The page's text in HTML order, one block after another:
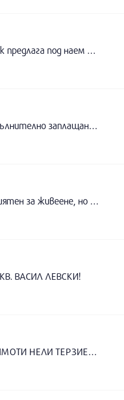
Отдава под наем гарсониера в ж.к. Изток 43 с гараж SDN Estates LTD – Имоти Казанлък предлага под наем напълно обзаведена гарсониера в ж.к. Изток 43 с гараж.Имотът е разположен на удобна и комуникативна локация, с бърз достъп до училища, детски градини, магазини, аптеки и градски транспорт.Разпределение:- всекидневна с кухня- една спалня- баня с тоалетнаПредимства:- Напълно обзаведен и оборудван- Готов за нанасяне- Подходящ за сам човек за дългосрочно наеманеАпартаментът предлага комфортна жилищна среда и всички необходими удобства за едно спокойно ежедневие.Наемна цена: 220 евро месечноЗа повече информация и оглед:0878 924 5880878 924 585www.sdnestate.comSDN Estates LTD – Спокойствие. Сигурност. Професионализъм.
Студио за нощувки под наем( допускат се домашни любимци, среден размер) срещу допълнително заплащане Насладете се на стилно изживяване в това място с централно разположение. В непосредствена близост до музеи, пешеходна зона, ресторанти и кафенета. Студиото партерно с малка тераса към него, с климатик, намира се в идеален център, на комуникативно място, удобно, аранжирано с любов за да донесе удобство и уют на гостите си. Подходящо за 3 до 4 (две деца)лица. Цена за сам човек 32 евро., Двойка 45 евро, тройка 50 евро. При интерес проверете за свободни дати . Цените по официални празници и Празник на розата са различни от посочените.!
Апартамент, монолит, център. Апартамента е съвсем близо до центъра на града, приятен за живеене, но има нужда от леко почистване и освежаване, за най претенциозните. Предпочитаме да го предоставим на непушачи и по възможност, дългострочно. 0 8 7 6 05 83 32 .... Не отговарям на пропуснати, така че звънете пак, ако имате интерес, заслужава си.В близост има и гараж, който също може да бъде ползван, за кола или склад.
ВАСИЛ ЛЕВСКИ!
ДВУСТАЕН ОБЗАВЕДЕН АПАРТАМЕНТ В РАЙОНА НА ЛЪВОВАТА ЧЕШМА НЕДВИЖИМИ ИМОТИ НЕЛИ ТЕРЗИЕВА!!!!!